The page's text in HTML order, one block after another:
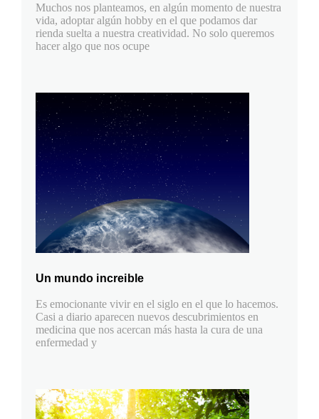
Muchos nos planteamos, en algún momento de nuestra
vida, adoptar algún hobby en el que podamos dar
rienda suelta a nuestra creatividad. No solo queremos
hacer algo que nos ocupe
Un mundo increible
Es emocionante vivir en el siglo en el que lo hacemos.
Casi a diario aparecen nuevos descubrimientos en
medicina que nos acercan más hasta la cura de una
enfermedad y